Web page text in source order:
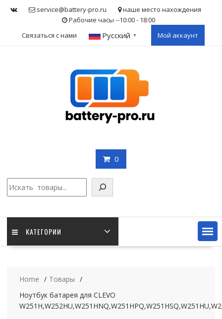
service@battery-pro.ru
наше место нахождения
Рабочие часы --10:00 - 18:00
Связаться с нами
Русский ▼ Мой аккаунт
0
КАТЕГОРИИ
Home
Товары
Ноутбук батарея для CLEVO